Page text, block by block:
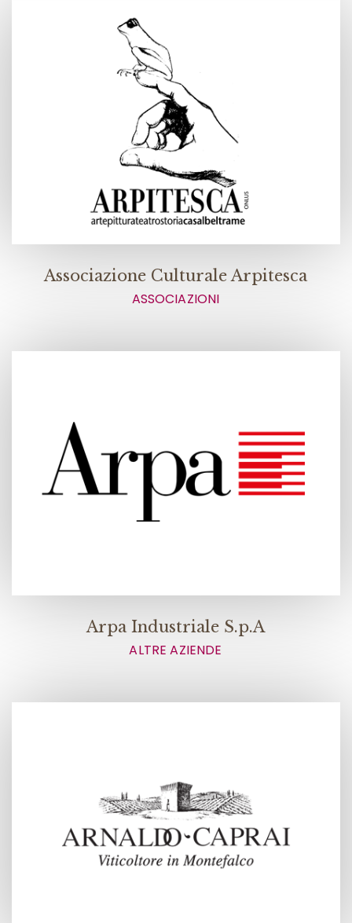
Associazione Culturale Arpitesca
ASSOCIAZIONI
Arpa Industriale S.p.A
ALTRE AZIENDE